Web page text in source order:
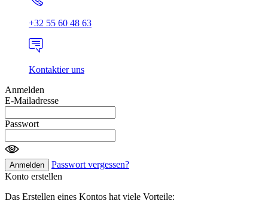
+32 55 60 48 63
Kontaktier uns
Anmelden
E-Mailadresse
Passwort
Anmelden
Passwort vergessen?
Konto erstellen
Das Erstellen eines Kontos hat viele Vorteile: